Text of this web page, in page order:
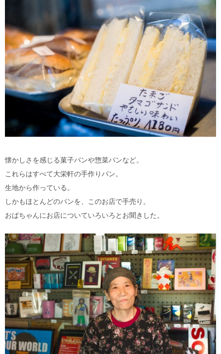
懐かしさを感じる菓子パンや惣菜パンなど。
これらはすべて大栄軒の手作りパン。
生地から作っている。
しかもほとんどのパンを、このお店で手売り。
おばちゃんにお店についていろいろとお聞きした。